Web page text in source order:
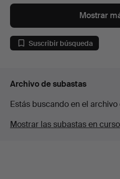
Mostrar
Suscribir búsqueda
Archivo de subastas
Estás buscando en el
Mostrar las subastas en